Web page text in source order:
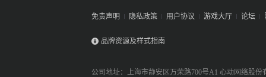
免责声明 隐私政策 用户协议 游戏大厅 论坛
品牌资源及样式指南
公司地址：上海市静安区万荣路700号A1 心动网络股份